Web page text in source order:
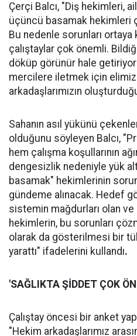
Çerçi Balcı, "Diş hekimleri,
üçüncü basamak hekimleri
Bu nedenle sorunları ortaya
çalıştaylar çok önemli.
döküp görünür hale
mercilere iletmek için
arkadaşlarımızın
Sahanın asıl yükünü
olduğunu söyleyen Balcı,
hem çalışma koşullarının
dengesizlik nedeniyle yük
basamak" hekimlerinin
gündeme alınacak. Hedef
sistemin mağdurları olan ve
hekimlerin, bu sorunları
olarak da gösterilmesi bir
yarattı" ifadelerini kullandı.
'SAĞLIKTA ŞİDDET ÇOK
Çalıştay öncesi bir anket
"Hekim arkadaşlarımız